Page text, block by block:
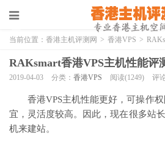
当前位置： 香港主机评测网 > 香港VPS >
RAKsmart香港VPS主机性能评
2019-04-03 分类： 香港VPS 阅读(1249) 评
香港VPS主机性能更好，可操作
宜，灵活度较高。因此，现在很多站
机来建站。